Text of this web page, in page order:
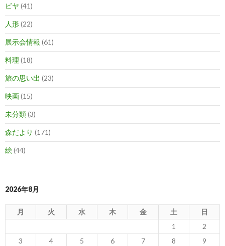
ビヤ (41)
人形(22)
展示会情報 (61)
料理 (18)
旅の思い出 (23)
映画(15)
未分類(3)
森だより (171)
絵(44)
2026年8月
月 火 水 木 金 土 日
1
2
3
4 5 6 7 8
9